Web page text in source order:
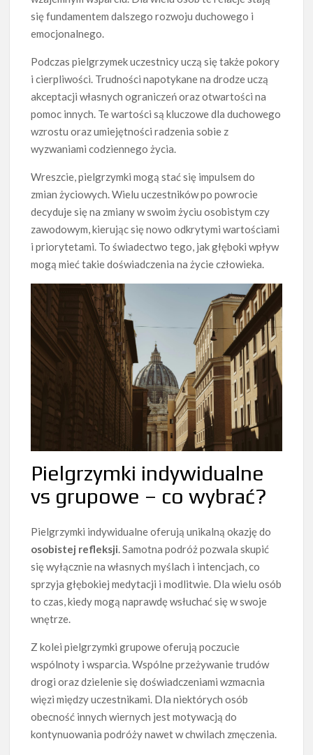
się fundamentem dalszego rozwoju duchowego i
emocjonalnego.
Podczas pielgrzymek uczestnicy uczą się także pokory
i cierpliwości. Trudności napotykane na drodze uczą
akceptacji własnych ograniczeń oraz otwartości na
pomoc innych. Te wartości są kluczowe dla duchowego
wzrostu oraz umiejętności radzenia sobie z
wyzwaniami codziennego życia.
Wreszcie, pielgrzymki mogą stać się impulsem do
zmian życiowych. Wielu uczestników po powrocie
decyduje się na zmiany w swoim życiu osobistym czy
zawodowym, kierując się nowo odkrytymi wartościami
i priorytetami. To świadectwo tego, jak głęboki wpływ
mogą mieć takie doświadczenia na życie człowieka.
Pielgrzymki indywidualne
vs grupowe – co wybrać?
Pielgrzymki indywidualne oferują unikalną okazję do
osobistej refleksji. Samotna podróż pozwala skupić
się wyłącznie na własnych myślach i intencjach, co
sprzyja głębokiej medytacji i modlitwie. Dla wielu osób
to czas, kiedy mogą naprawdę wsłuchać się w swoje
wnętrze.
Z kolei pielgrzymki grupowe oferują poczucie
wspólnoty i wsparcia. Wspólne przeżywanie trudów
drogi oraz dzielenie się doświadczeniami wzmacnia
więzi między uczestnikami. Dla niektórych osób
obecność innych wiernych jest motywacją do
kontynuowania podróży nawet w chwilach zmęczenia.